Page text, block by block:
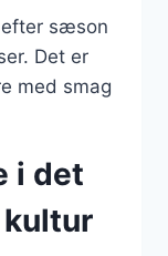
efter sæson
Det er
med smag
i det
kultur